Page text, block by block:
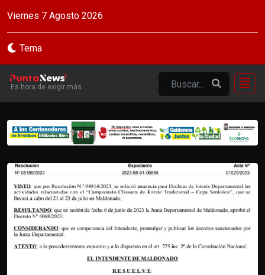
Viernes 7 Agosto 2026
Tema
Es hora de exigir más